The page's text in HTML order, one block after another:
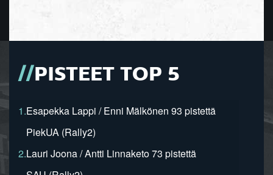
PISTEET TOP 5
1.Esapekka Lappi / Enni Mälkönen 93 pistettä
PiekUA (Rally2)
2.Lauri Joona / Antti Linnaketo 73 pistettä